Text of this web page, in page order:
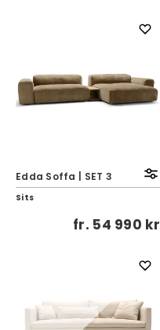
Edda Soffa | SET 3
Sits
fr. 54 990 kr